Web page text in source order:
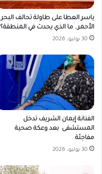
ياسر العطا على طاولة تحالف البحر
الأحمر.. ما الذي يحدث في المنطقة؟
30 يوليو، 2026
الفنانة إيمان الشريف تدخل
المستشفى بعد وعكة صحية
مفاجئة
30 يوليو، 2026